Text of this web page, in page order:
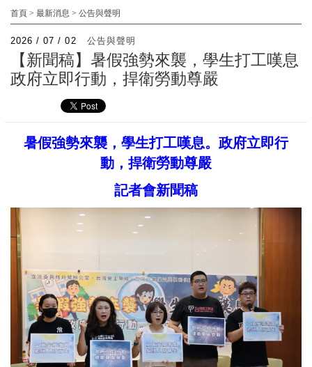
首頁 > 最新消息 > 公告與聲明
2026 / 07 / 02 公告與聲明
【新聞稿】暑假強勢來襲，學生打工嘆息
政府立即行動，捍衛勞動尊嚴
暑假強勢來襲，學生打工嘆息。政府立即行
動，捍衛勞動尊嚴
記者會新聞稿